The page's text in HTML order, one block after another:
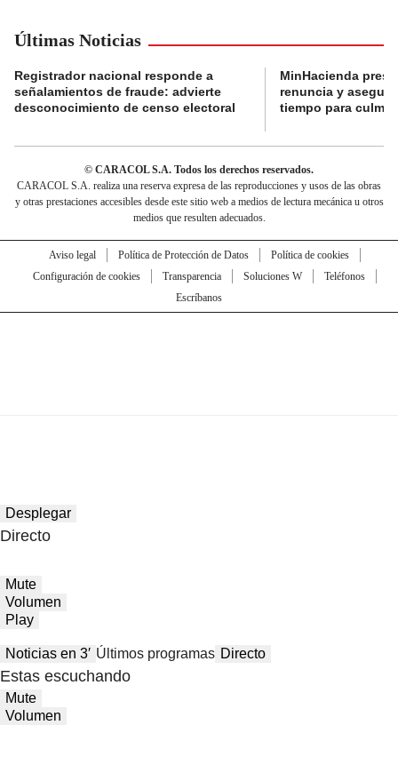
Últimas Noticias
Registrador nacional responde a
señalamientos de fraude: advierte
desconocimiento de censo electoral
MinHacienda
renuncia y
tiempo para
© CARACOL S.A. Todos los derechos reservados.
CARACOL S.A. realiza una reserva expresa de las reproducciones y usos de las obras
y otras prestaciones accesibles desde este sitio web a medios de lectura mecánica u otros
medios que resulten adecuados.
Aviso legal Política de Protección de Datos
Política de cookies
Configuración de cookies
Transparencia Soluciones W
Teléfonos
Escríbanos
Desplegar
Directo
Mute
Volumen
Play
Noticias en 3′ Últimos programas Directo
Estas escuchando
Mute
Volumen